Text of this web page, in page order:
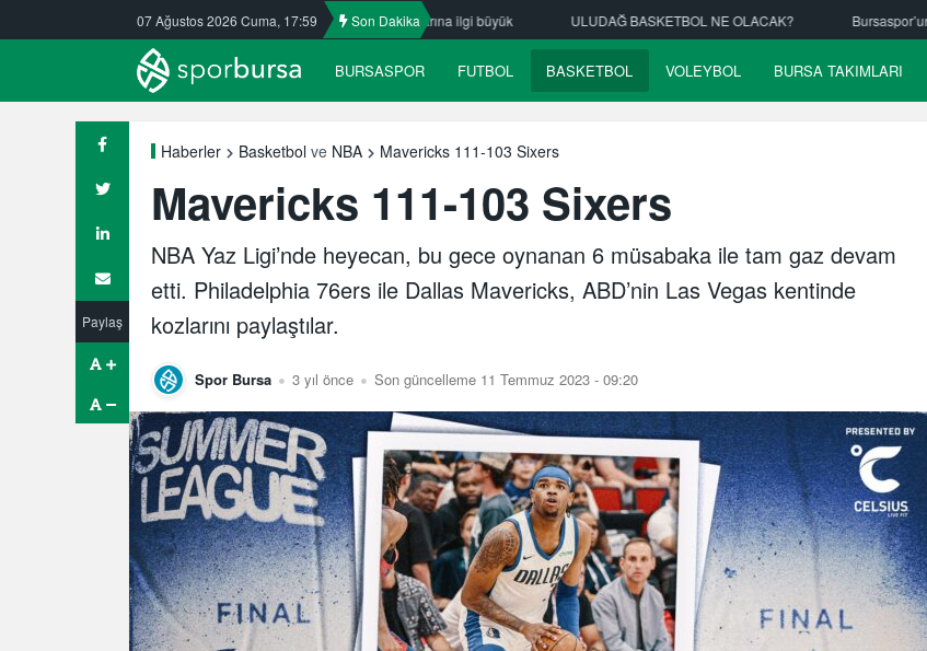
07 Ağustos 2026 Cuma, 17:59 Son Dakika
Nilüfer’de yaz okullarına ilgi büyük ULUDAĞ BASKETBOL NE OLACAK? Bursaspor’un fikstürü çekiliyor
BURSASPOR FUTBOL BASKETBOL VOLEYBOL BURSA TAKIMLARI
Paylaş
Haberler Basketbol ve NBA Mavericks 111-103 Sixers
Mavericks 111-103 Sixers
NBA Yaz Ligi’nde heyecan, bu gece oynanan 6 müsabaka ile tam gaz devam
etti. Philadelphia 76ers ile Dallas Mavericks, ABD’nin Las Vegas kentinde
kozlarını paylaştılar.
Spor Bursa 3 yıl önce Son güncelleme 11 Temmuz 2023 - 09:20